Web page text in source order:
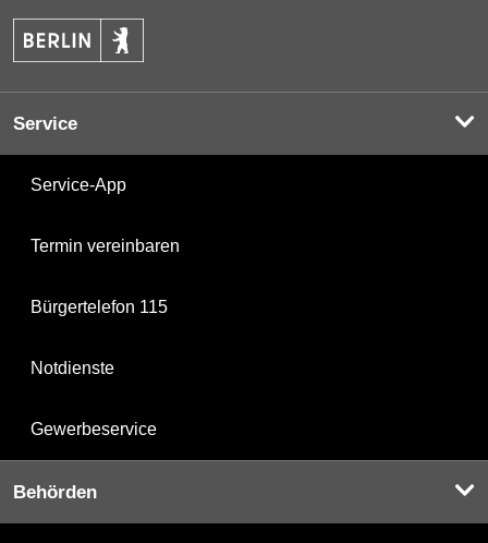
Service
Service-App
Termin vereinbaren
Bürgertelefon 115
Notdienste
Gewerbeservice
Behörden